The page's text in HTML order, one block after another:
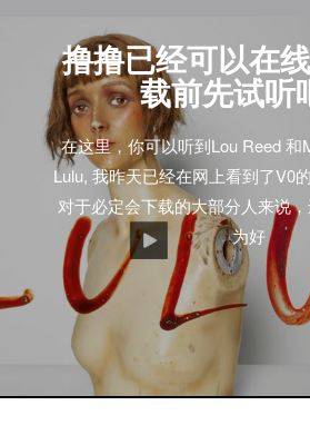
撸撸已经可以在
载前先试听
在这里，你可以听到Lou Reed 和
Lulu, 我昨天已经在网上看到了V0
对于必定会下载的大部分人来说
为好